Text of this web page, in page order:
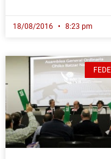
18/08/2016 8:23 pm